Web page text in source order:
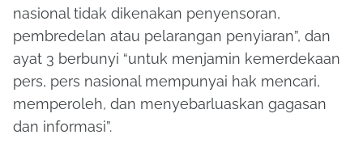
nasional tidak dikenakan penyensoran,
pembredelan atau pelarangan penyiaran”, dan
ayat 3 berbunyi “untuk menjamin kemerdekaan
pers, pers nasional mempunyai hak mencari,
memperoleh, dan menyebarluaskan gagasan
dan informasi”.